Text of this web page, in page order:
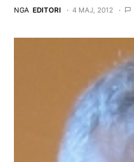
NGA EDITORI 4 MAJ, 2012